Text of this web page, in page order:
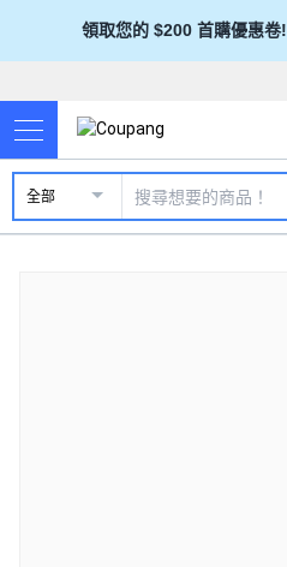
領取您的 $200 首購優惠卷!
全部